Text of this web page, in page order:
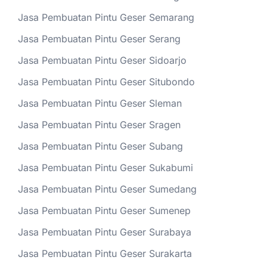
Jasa Pembuatan Pintu Geser Semarang
Jasa Pembuatan Pintu Geser Serang
Jasa Pembuatan Pintu Geser Sidoarjo
Jasa Pembuatan Pintu Geser Situbondo
Jasa Pembuatan Pintu Geser Sleman
Jasa Pembuatan Pintu Geser Sragen
Jasa Pembuatan Pintu Geser Subang
Jasa Pembuatan Pintu Geser Sukabumi
Jasa Pembuatan Pintu Geser Sumedang
Jasa Pembuatan Pintu Geser Sumenep
Jasa Pembuatan Pintu Geser Surabaya
Jasa Pembuatan Pintu Geser Surakarta